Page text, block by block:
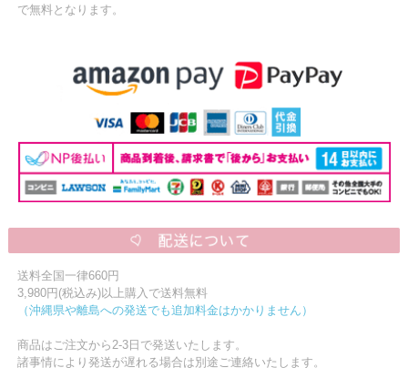
で無料となります。
送料全国一律660円
3,980円(税込み)以上購入で送料無料
（沖縄県や離島への発送でも追加料金はかかりません）
商品はご注文から2-3日で発送いたします。
諸事情により発送が遅れる場合は別途ご連絡いたします。